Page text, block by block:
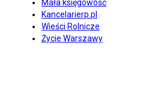
Mała księgowość
Kancelarierp.pl
Wieści Rolnicze
Życie Warszawy